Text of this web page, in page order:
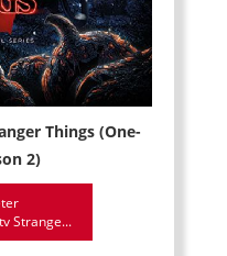
Things (One-
2)
Strange...